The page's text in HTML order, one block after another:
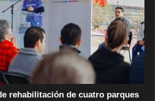
rehabilitación de cuatro parques